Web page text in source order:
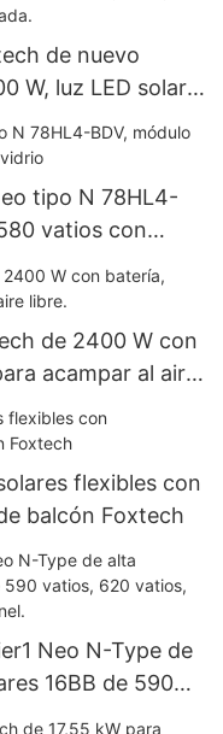
de nuevo
W, luz LED solar
tipo N 78HL4-
vatios con
de 2400 W con
acampar al aire
flexibles con
balcón Foxtech
Neo N-Type de
16BB de 590
650 vatios con